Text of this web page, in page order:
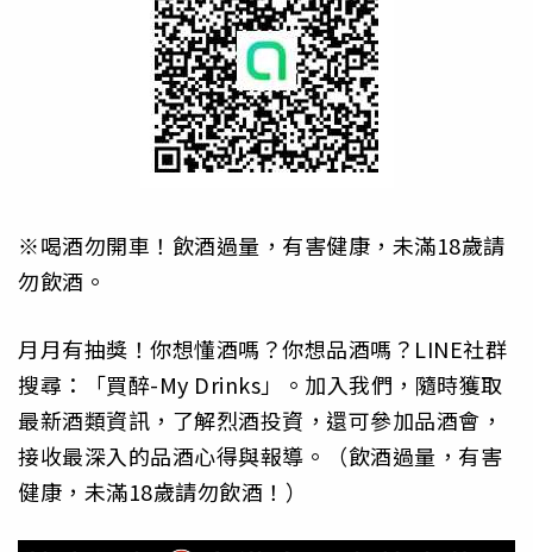
※喝酒勿開車！飲酒過量，有害健康，未滿18歲請
勿飲酒。
月月有抽獎！你想懂酒嗎？你想品酒嗎？LINE社群
搜尋：「買醉-My Drinks」。加入我們，隨時獲取
最新酒類資訊，了解烈酒投資，還可參加品酒會，
接收最深入的品酒心得與報導。（飲酒過量，有害
健康，未滿18歲請勿飲酒！）